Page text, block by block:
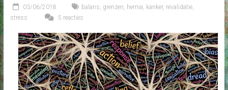
03/06/2018 balans, grenzen, hernia, kanker, revalidatie,
stress
5 reacties